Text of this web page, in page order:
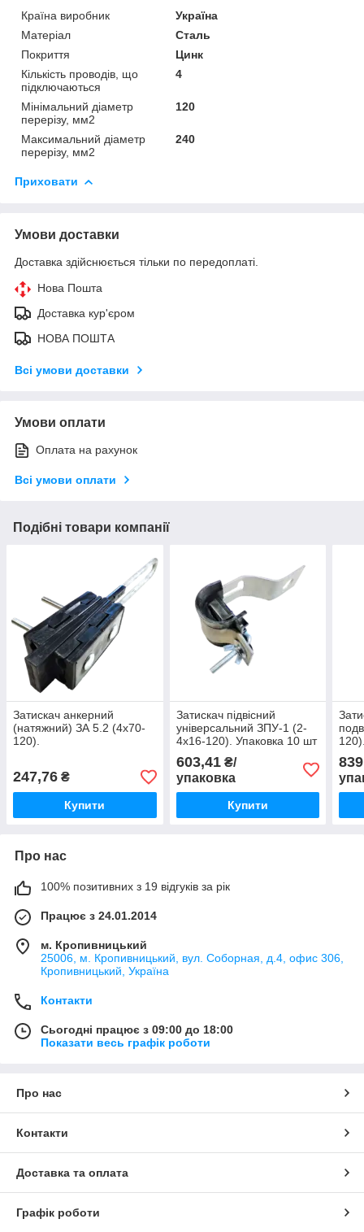
Країна виробник
Україна
Матеріал
Сталь
Покриття
Цинк
Кількість проводів, що
підключаються
4
Мінімальний діаметр
перерізу, мм2
120
Максимальний діаметр
перерізу, мм2
240
Приховати
Умови доставки
Доставка здійснюється тільки по передоплаті.
Нова Пошта
Доставка кур'єром
НОВА ПОШТА
Всі умови доставки
Умови оплати
Оплата на рахунок
Всі умови оплати
Подібні товари компанії
Затискач анкерний
(натяжний) ЗА 5.2 (4х70-
120).
247,76 ₴
Купити
Затискач підвісний
універсальний ЗПУ-1 (2-
4х16-120). Упаковка 10 шт
603,41₴/
упаковка
Купити
Про нас
100% позитивних з 19 відгуків за рік
Працює з 24.01.2014
м. Кропивницький
25006, м. Кропивницький, вул. Соборная, д.4, офис 306,
Кропивницький, Україна
Контакти
Сьогодні працює з 09:00 до 18:00
Показати весь графік роботи
Про нас
Контакти
Доставка та оплата
Графік роботи